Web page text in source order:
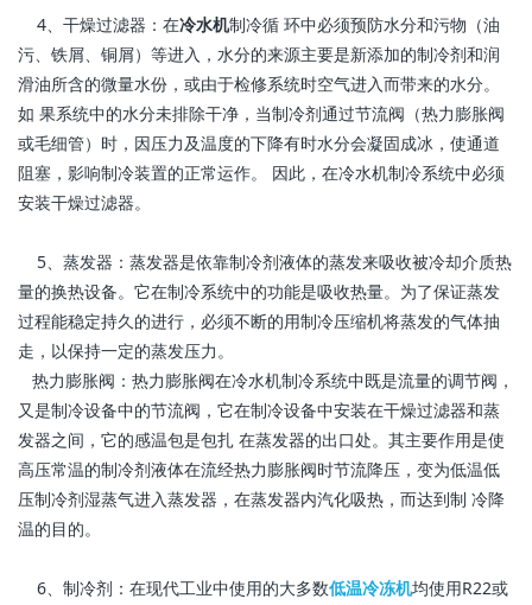
4、干燥过滤器：在冷水机制冷循 环中必须预防水分和污物（油
污、铁屑、铜屑）等进入，水分的来源主要是新添加的制冷剂和润
滑油所含的微量水份，或由于检修系统时空气进入而带来的水分。
如 果系统中的水分未排除干净，当制冷剂通过节流阀（热力膨胀阀
或毛细管）时，因压力及温度的下降有时水分会凝固成冰，使通道
阻塞，影响制冷装置的正常运作。 因此，在冷水机制冷系统中必须
安装干燥过滤器。
5、蒸发器：蒸发器是依靠制冷剂液体的蒸发来吸收被冷却介质热
量的换热设备。它在制冷系统中的功能是吸收热量。为了保证蒸发
过程能稳定持久的进行，必须不断的用制冷压缩机将蒸发的气体抽
走，以保持一定的蒸发压力。
热力膨胀阀：热力膨胀阀在冷水机制冷系统中既是流量的调节阀，
又是制冷设备中的节流阀，它在制冷设备中安装在干燥过滤器和蒸
发器之间，它的感温包是包扎 在蒸发器的出口处。其主要作用是使
高压常温的制冷剂液体在流经热力膨胀阀时节流降压，变为低温低
压制冷剂湿蒸气进入蒸发器，在蒸发器内汽化吸热，而达到制 冷降
温的目的。
6、制冷剂：在现代工业中使用的大多数低温冷冻机均使用R22或